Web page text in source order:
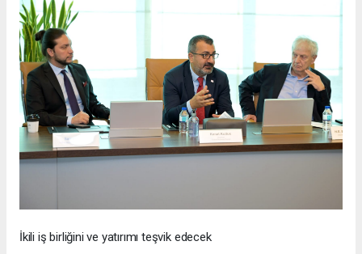
İkili iş birliğini ve yatırımı teşvik edecek